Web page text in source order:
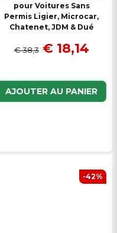
pour Voitures Sans
Permis Ligier, Microcar,
Chatenet, JDM & Dué
€ 38,3 € 18,14
AJOUTER AU PANIER
-42%